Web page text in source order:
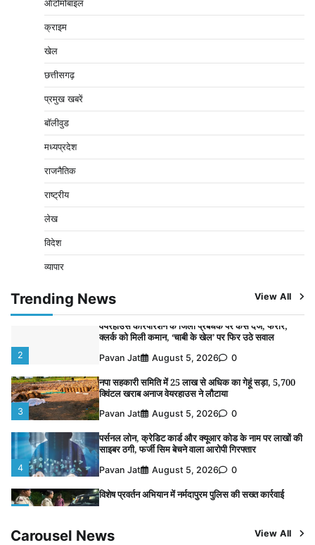
ऑटोमोबाइल
क्राइम
खेल
छत्तीसगढ़
प्रमुख खबरें
बॉलीवुड
मध्यप्रदेश
राजनैतिक
राष्ट्रीय
लेख
विदेश
व्यापार
Trending News View All
वेयरहाउस कॉरपोरेशन के जिला प्रबंधक पर केस दर्ज, फरार;
साइबर ठगी, फर्जी सिम बेचने वाला आरोपी गिरफ्तार
Pavan Jat August 5, 2026 0
विशेष प्रवर्तन अभियान में नर्मदापुरम पुलिस की सख्त कार्रवाई
1 Pavan Jat
2
क्लर्क को मिली कमान, ‘चाबी के खेल’ पर फिर उठे सवाल
Pavan Jat August 5, 2026 0
3
नपा सहकारी समिति में 25 लाख से अधिक का गेहूं सड़ा, 5,700
क्विंटल खराब अनाज वेयरहाउस ने लौटाया
Pavan Jat August 5, 2026 0
4
पर्सनल लोन, क्रेडिट कार्ड और क्यूआर कोड के नाम पर लाखों की
साइबर ठगी, फर्जी सिम बेचने वाला आरोपी गिरफ्तार
Pavan Jat August 5, 2026 0
5
विशेष प्रवर्तन अभियान में नर्मदापुरम पुलिस की सख्त कार्रवाई
विशेष प्रवर्तन अभियान में नर्मदापुरम पुलिस की लगातार सख्ती
Carousel News View All